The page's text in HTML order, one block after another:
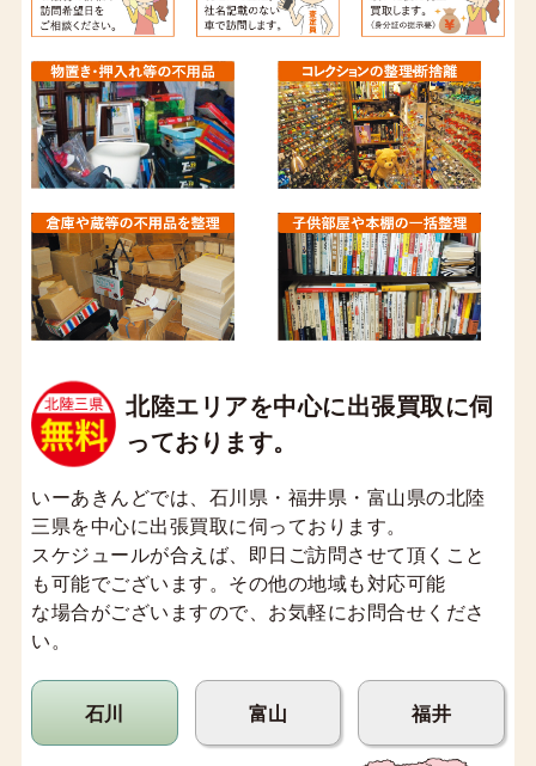
北陸エリアを中心に出張買取に伺
っております。
いーあきんどでは、石川県・福井県・富山県の北陸
三県を中心に出張買取に伺っております。
スケジュールが合えば、即日ご訪問させて頂くこと
も可能でございます。その他の地域も対応可能
な場合がございますので、お気軽にお問合せくださ
い。
石川 富山 福井